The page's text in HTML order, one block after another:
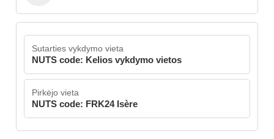
Sutarties vykdymo vieta
NUTS code: Kelios vykdymo vietos
Pirkėjo vieta
NUTS code: FRK24 Isère